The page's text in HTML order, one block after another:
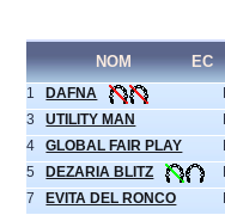
NOM EC
1 DAFNA
3
UTILITY MAN
4
GLOBAL FAIR PLAY
5
DEZARIA BLITZ
7
EVITA DEL RONCO